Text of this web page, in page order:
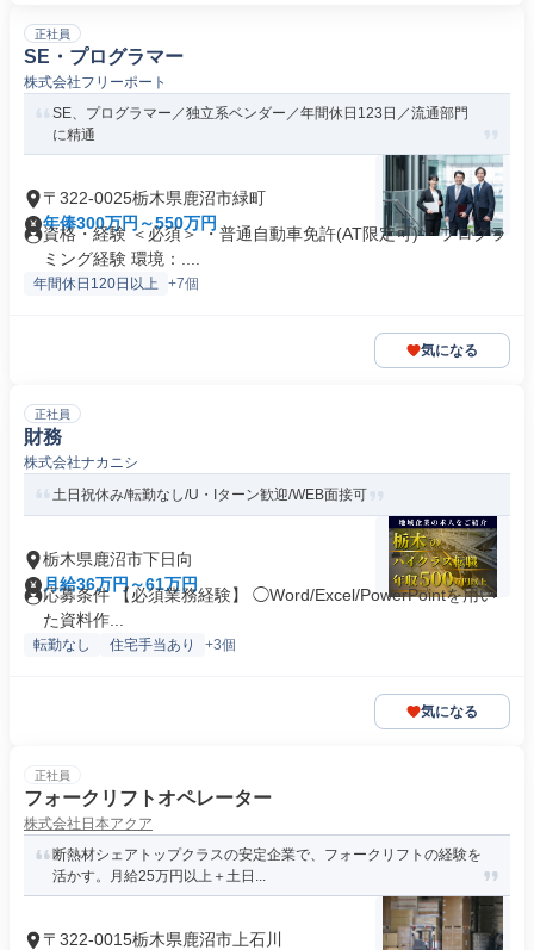
正社員
SE・プログラマー
株式会社フリーポート
SE、プログラマー／独立系ベンダー／年間休日123日／流通部門
に精通
〒322-0025栃木県鹿沼市緑町
年俸300万円～550万円
資格・経験 ＜必須＞ ・普通自動車免許(AT限定可) ・プログラ
ミング経験 環境：....
年間休日120日以上 +7個
気になる
正社員
財務
株式会社ナカニシ
土日祝休み/転勤なし/U・Iターン歓迎/WEB面接可
栃木県鹿沼市下日向
月給36万円～61万円
応募条件 【必須業務経験】 ◯Word/Excel/PowerPointを用い
た資料作...
転勤なし 住宅手当あり +3個
気になる
正社員
フォークリフトオペレーター
株式会社日本アクア
断熱材シェアトップクラスの安定企業で、フォークリフトの経験を
活かす。月給25万円以上＋土日...
〒322-0015栃木県鹿沼市上石川